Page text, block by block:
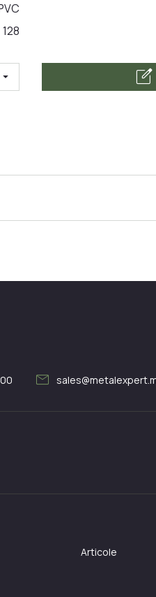
128
arrow_drop_down edit_square
mail
Articole